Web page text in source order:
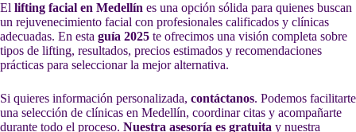
El lifting facial en Medellín es una opción sólida para quienes buscan
un rejuvenecimiento facial con profesionales calificados y clínicas
adecuadas. En esta guía 2025 te ofrecimos una visión completa sobre
tipos de lifting, resultados, precios estimados y recomendaciones
prácticas para seleccionar la mejor alternativa.
Si quieres información personalizada, contáctanos. Podemos facilitarte
una selección de clínicas en Medellín, coordinar citas y acompañarte
durante todo el proceso. Nuestra asesoría es gratuita y nuestra